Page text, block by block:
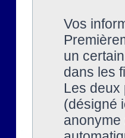
Vos
un
dans les
Les deux
(désigné
anonyme